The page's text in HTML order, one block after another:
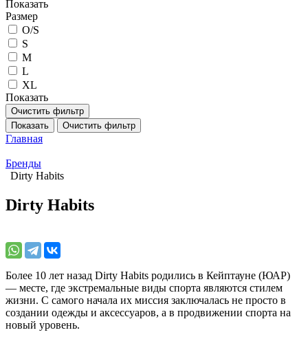
Показать
Размер
O/S
S
M
L
XL
Показать
Очистить фильтр
Показать
Очистить фильтр
Главная
Бренды
Dirty Habits
Dirty Habits
Более 10 лет назад Dirty Habits родились в Кейптауне (ЮАР)
— месте, где экстремальные виды спорта являются стилем
жизни. С самого начала их миссия заключалась не просто в
создании одежды и аксессуаров, а в продвижении спорта на
новый уровень.